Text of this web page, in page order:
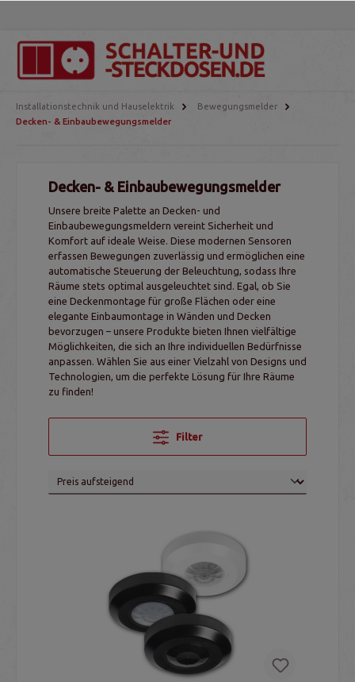
Installationstechnik und Hauselektrik
Bewegungsmelder
Decken- & Einbaubewegungsmelder
Decken- & Einbaubewegungsmelder
Unsere breite Palette an Decken- und
Einbaubewegungsmeldern vereint Sicherheit und
Komfort auf ideale Weise. Diese modernen Sensoren
erfassen Bewegungen zuverlässig und ermöglichen eine
automatische Steuerung der Beleuchtung, sodass Ihre
Räume stets optimal ausgeleuchtet sind. Egal, ob Sie
eine Deckenmontage für große Flächen oder eine
elegante Einbaumontage in Wänden und Decken
bevorzugen – unsere Produkte bieten Ihnen vielfältige
Möglichkeiten, die sich an Ihre individuellen Bedürfnisse
anpassen. Wählen Sie aus einer Vielzahl von Designs und
Technologien, um die perfekte Lösung für Ihre Räume
zu finden!
Filter